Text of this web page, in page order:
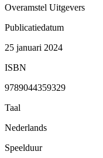
Overamstel Uitgevers
Publicatiedatum
25 januari 2024
ISBN
9789044359329
Taal
Nederlands
Speelduur